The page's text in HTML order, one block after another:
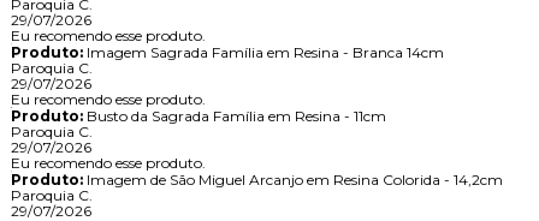
Paroquia C.
29/07/2026
Eu recomendo esse produto.
Produto:Imagem Sagrada Família em Resina - Branca 14cm
Paroquia C.
29/07/2026
Eu recomendo esse produto.
Produto:Busto da Sagrada Família em Resina - 11cm
Paroquia C.
29/07/2026
Eu recomendo esse produto.
Produto:Imagem de São Miguel Arcanjo em Resina Colorida - 14,2cm
Paroquia C.
29/07/2026